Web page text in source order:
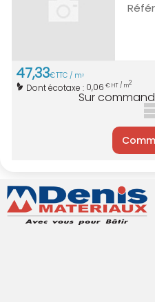
47,33€TTC / m2
Dont écotaxe : 0,06 € HT / m2
Sur